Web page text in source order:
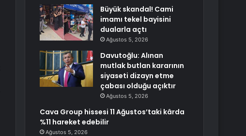
Büyük skandal! Cami
imamı tekel bayisini
dualarla açtı
Ağustos 5, 2026
Davutoğlu: Alınan
mutlak butlan kararının
siyaseti dizayn etme
çabası olduğu açıktır
Ağustos 5, 2026
Cava Group hissesi 11 Ağustos’taki kârda
%11 hareket edebilir
Ağustos 5, 2026